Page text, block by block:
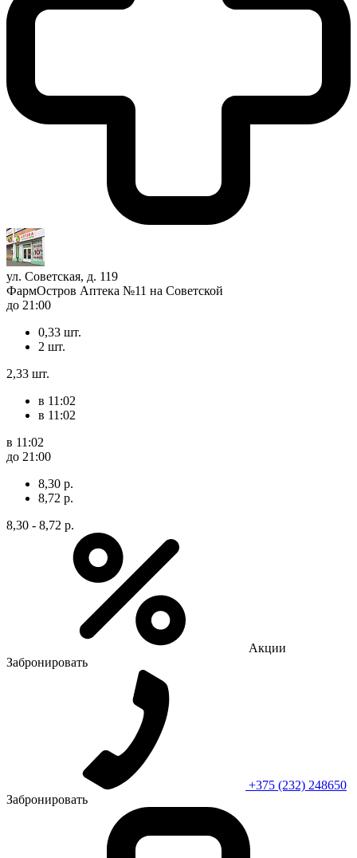
ул. Советская, д. 119
ФармОстров Аптека №11 на Советской
до 21:00
0,33 шт.
2 шт.
2,33 шт.
в 11:02
в 11:02
в 11:02
до 21:00
8,30 р.
8,72 р.
8,30 - 8,72 р.
Акции
Забронировать
+375 (232) 248650
Забронировать